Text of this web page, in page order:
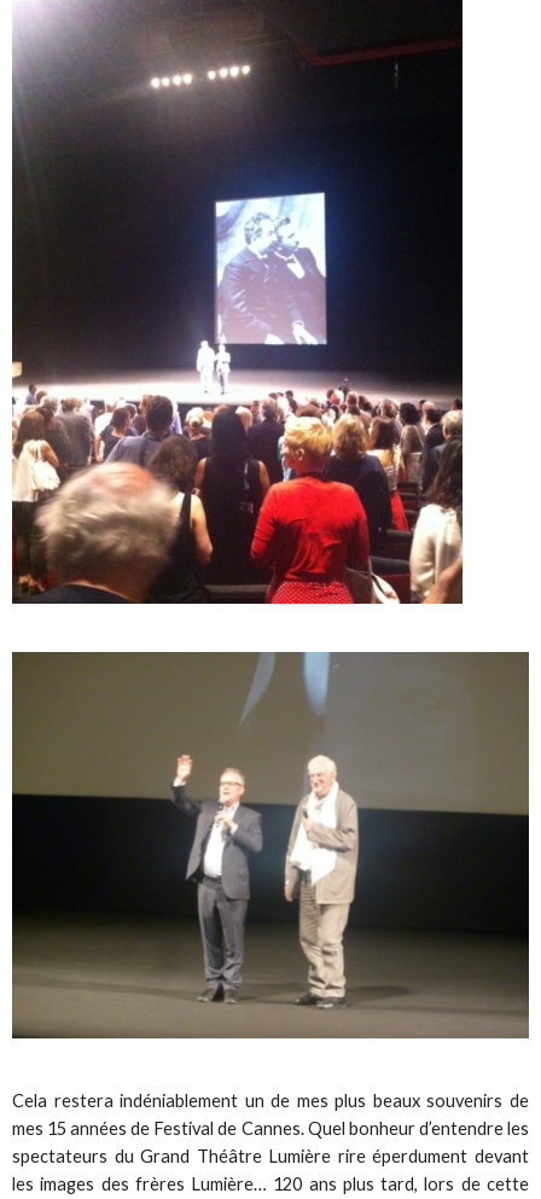
Cela restera indéniablement un de mes plus beaux souvenirs de
mes 15 années de Festival de Cannes. Quel bonheur d’entendre les
spectateurs du Grand Théâtre Lumière rire éperdument devant
les images des frères Lumière… 120 ans plus tard, lors de cette